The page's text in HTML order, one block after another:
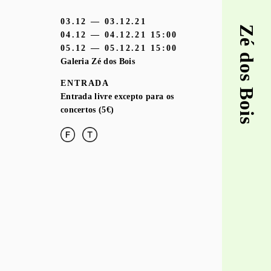
Zé dos Bois
03.12 — 03.12.21
04.12 — 04.12.21 15:00
05.12 — 05.12.21 15:00
Galeria Zé dos Bois
ENTRADA
Entrada livre excepto para os
concertos (5€)